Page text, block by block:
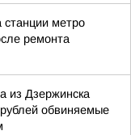
метро
ремонта
из Дзержинска
обвиняемые